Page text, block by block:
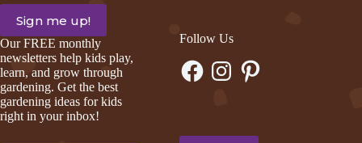
Our FREE monthly
newsletters help kids play,
learn, and grow through
gardening. Get the best
gardening ideas for kids
right in your inbox!
Follow Us
FacebookInstagramPinterest